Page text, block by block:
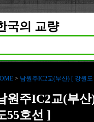
국의 교량
> 남원주IC2교(부산) [ 강원
원주IC2교(부
55호선 ]